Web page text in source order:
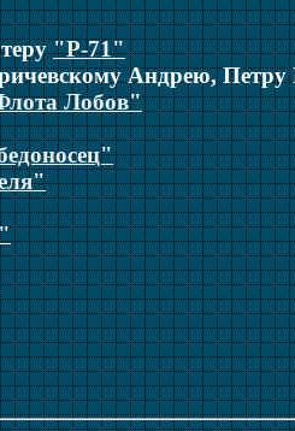
"Р-71"
Андрею,
Лобов"